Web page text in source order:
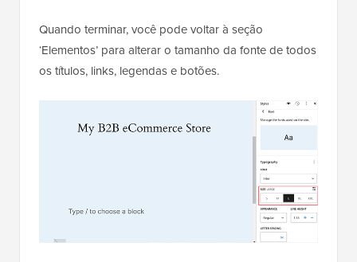
Quando terminar, você pode voltar à seção
‘Elementos’ para alterar o tamanho da fonte de todos
os títulos, links, legendas e botões.